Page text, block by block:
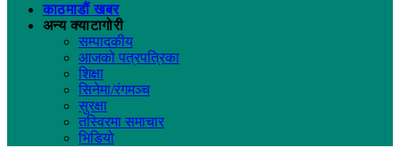
काठमाडौं खबर
अन्य क्याटागोरी
सम्पादकीय
आजको पत्रपत्रिका
शिक्षा
सिनेमा/रंगमञ्च
सुरक्षा
तस्विरमा समाचार
भिडियो